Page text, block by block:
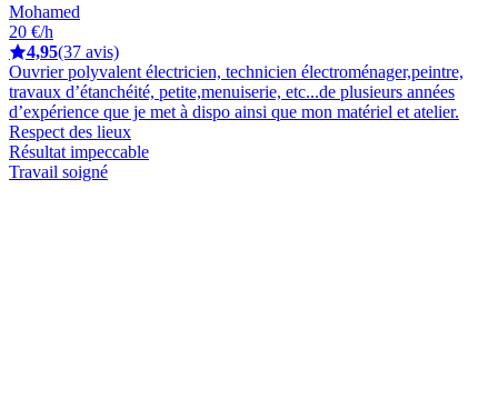
Mohamed
20 €/h
4,95(37 avis)
Ouvrier polyvalent électricien, technicien électroménager,peintre,
travaux d’étanchéité, petite,menuiserie, etc...de plusieurs années
d’expérience que je met à dispo ainsi que mon matériel et atelier.
Respect des lieux
Résultat impeccable
Travail soigné